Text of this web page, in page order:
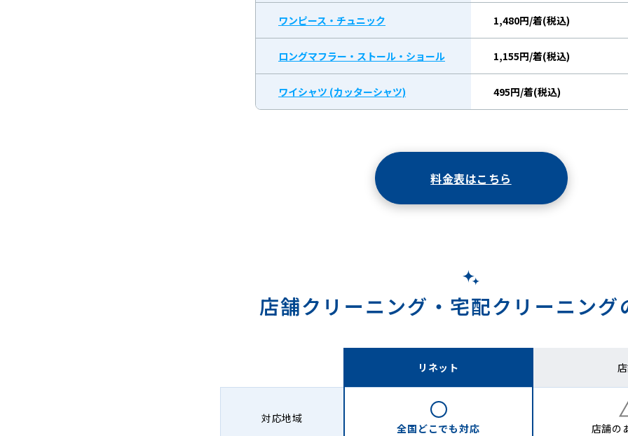
ワンピース・チュニック 1,480円/着(税込)
ロングマフラー・ストール・ショール 1,155円/着(税込)
ワイシャツ (カッターシャツ) 495円/着(税込)
料金表はこちら
店舗クリーニング・ 宅配クリーニング
リネット
対応地域
全国どこでも対応 店舗の